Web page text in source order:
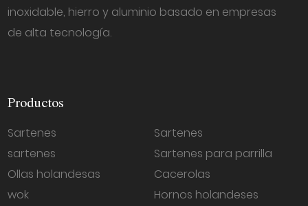
inoxidable, hierro y aluminio basado en empresas
de alta tecnología.
Productos
Sartenes
sartenes
Ollas holandesas
wok
Sartenes
Sartenes para parrilla
Cacerolas
Hornos holandeses